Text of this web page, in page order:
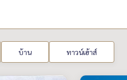
บ้าน ทาวน์เฮ้าส์